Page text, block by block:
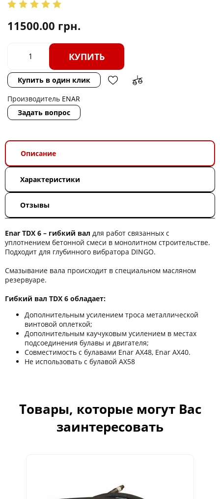
11500.00 грн.
КУПИТЬ
Купить в один клик
Производитель ENAR
Задать вопрос
Описание
Характеристики
Отзывы
Enar TDX 6 – гибкий вал для работ связанных с
уплотнением бетонной смеси в монолитном строительстве.
Подходит для глубинного вибратора DINGO.
Смазывание вала происходит в специальном масляном
резервуаре.
Гибкий вал TDX 6 обладает:
Дополнительным усилением троса металлической
винтовой оплеткой;
Дополнительным каучуковым усилением в местах
подсоединения булавы и двигателя;
Совместимость с булавами Enar AX48, Enar AX40.
Не использовать с булавой AX58
Товары, которые могут Вас
заинтересовать